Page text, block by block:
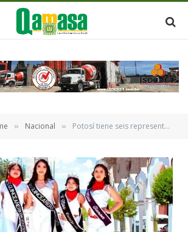
» Nacional » Potosí tiene seis representantes en el Miss Quinceañera 2026